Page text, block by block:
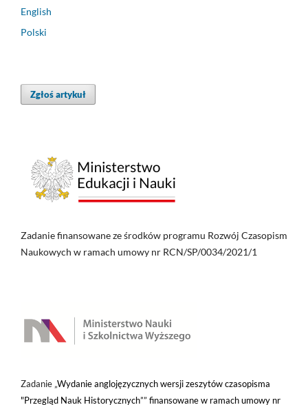
English
Polski
Zgłoś artykuł
Zadanie finansowane ze środków programu Rozwój Czasopism
Naukowych w ramach umowy nr RCN/SP/0034/2021/1
Zadanie „Wydanie anglojęzycznych wersji zeszytów czasopisma
"Przegląd Nauk Historycznych”” finansowane w ramach umowy nr